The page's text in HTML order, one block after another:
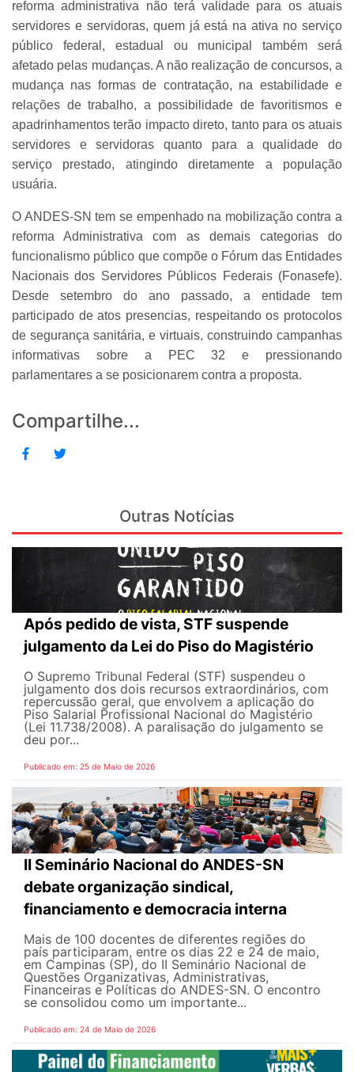
reforma administrativa não terá validade para os atuais
servidores e servidoras, quem já está na ativa no serviço
público federal, estadual ou municipal também será
afetado pelas mudanças. A não realização de concursos, a
mudança nas formas de contratação, na estabilidade e
relações de trabalho, a possibilidade de favoritismos e
apadrinhamentos terão impacto direto, tanto para os atuais
servidores e servidoras quanto para a qualidade do
serviço prestado, atingindo diretamente a população
usuária.
O ANDES-SN tem se empenhado na mobilização contra a
reforma Administrativa com as demais categorias do
funcionalismo público que compõe o Fórum das Entidades
Nacionais dos Servidores Públicos Federais (Fonasefe).
Desde setembro do ano passado, a entidade tem
participado de atos presencias, respeitando os protocolos
de segurança sanitária, e virtuais, construindo campanhas
informativas sobre a PEC 32 e pressionando
parlamentares a se posicionarem contra a proposta.
Compartilhe...
Outras Notícias
Após pedido de vista, STF suspende
julgamento da Lei do Piso do Magistério
O Supremo Tribunal Federal (STF) suspendeu o
julgamento dos dois recursos extraordinários, com
repercussão geral, que envolvem a aplicação do
Piso Salarial Profissional Nacional do Magistério
(Lei 11.738/2008). A paralisação do julgamento se
deu por...
Publicado em: 25 de Maio de 2026
II Seminário Nacional do ANDES-SN
debate organização sindical,
financiamento e democracia interna
Mais de 100 docentes de diferentes regiões do
país participaram, entre os dias 22 e 24 de maio,
em Campinas (SP), do II Seminário Nacional de
Questões Organizativas, Administrativas,
Financeiras e Políticas do ANDES-SN. O encontro
se consolidou como um importante...
Publicado em: 24 de Maio de 2026